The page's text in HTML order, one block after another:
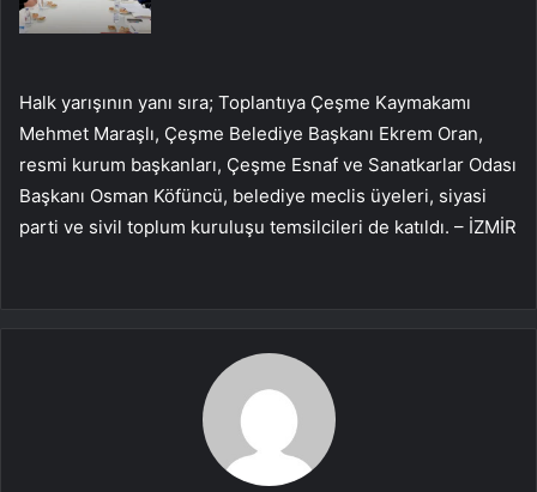
Halk yarışının yanı sıra; Toplantıya Çeşme Kaymakamı
Mehmet Maraşlı, Çeşme Belediye Başkanı Ekrem Oran,
resmi kurum başkanları, Çeşme Esnaf ve Sanatkarlar Odası
Başkanı Osman Köfüncü, belediye meclis üyeleri, siyasi
parti ve sivil toplum kuruluşu temsilcileri de katıldı. – İZMİR